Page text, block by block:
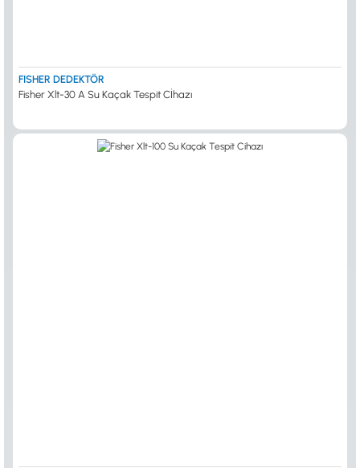
FISHER DEDEKTÖR
Fisher Xlt-30 A Su Kaçak Tespit Cİhazı